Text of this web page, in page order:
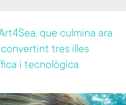
que culmina ara
tres illes
i tecnològica.